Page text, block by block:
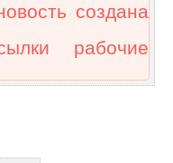
создана
рабочие